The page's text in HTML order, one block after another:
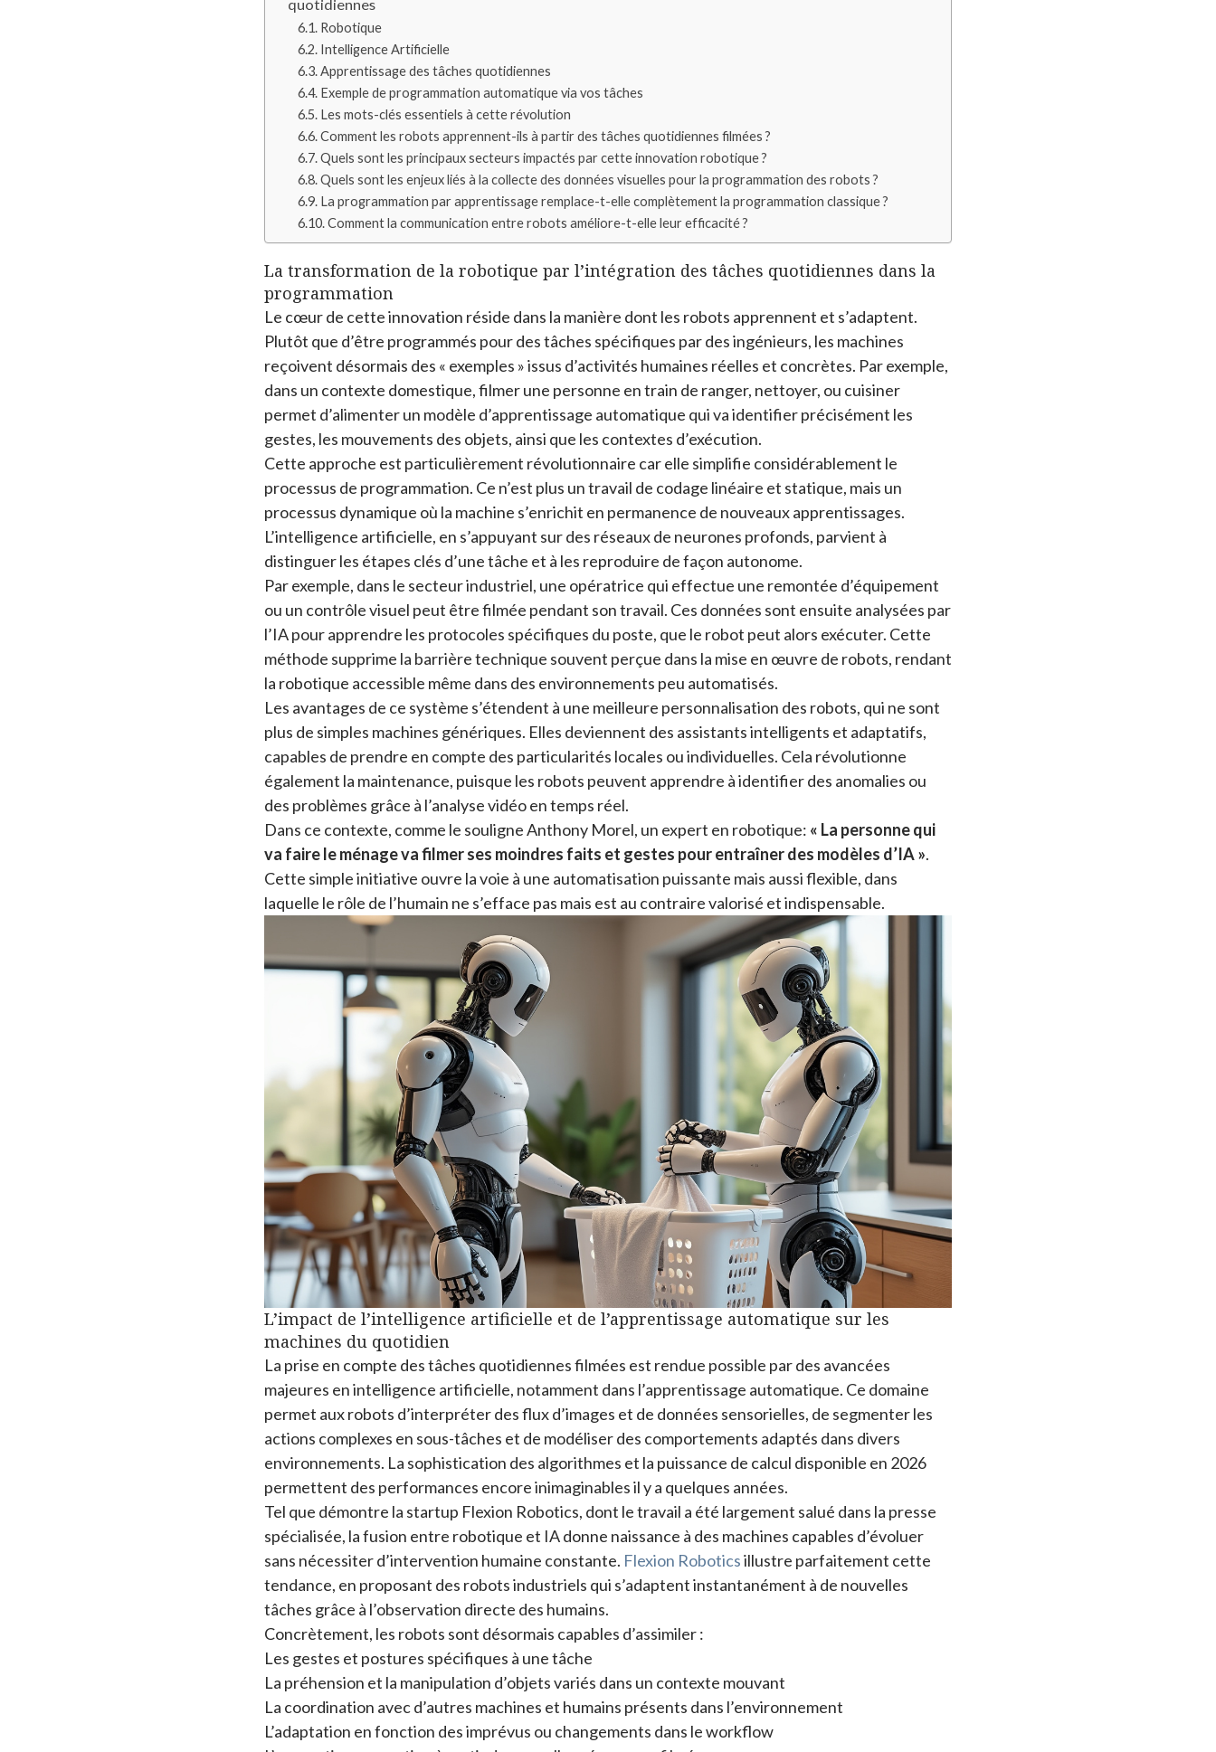
quotidiennes
Robotique
Intelligence Artificielle
Apprentissage des tâches quotidiennes
Exemple de programmation automatique via vos tâches
Les mots-clés essentiels à cette révolution
Comment les robots apprennent-ils à partir des tâches quotidiennes filmées ?
Quels sont les principaux secteurs impactés par cette innovation robotique ?
Quels sont les enjeux liés à la collecte des données visuelles pour la programmation des robots ?
La programmation par apprentissage remplace-t-elle complètement la programmation classique ?
Comment la communication entre robots améliore-t-elle leur efficacité ?
La transformation de la robotique par l’intégration des tâches quotidiennes dans la
programmation
Le cœur de cette innovation réside dans la manière dont les robots apprennent et s’adaptent.
Plutôt que d’être programmés pour des tâches spécifiques par des ingénieurs, les machines
reçoivent désormais des « exemples » issus d’activités humaines réelles et concrètes. Par exemple,
dans un contexte domestique, filmer une personne en train de ranger, nettoyer, ou cuisiner
permet d’alimenter un modèle d’apprentissage automatique qui va identifier précisément les
gestes, les mouvements des objets, ainsi que les contextes d’exécution.
Cette approche est particulièrement révolutionnaire car elle simplifie considérablement le
processus de programmation. Ce n’est plus un travail de codage linéaire et statique, mais un
processus dynamique où la machine s’enrichit en permanence de nouveaux apprentissages.
L’intelligence artificielle, en s’appuyant sur des réseaux de neurones profonds, parvient à
distinguer les étapes clés d’une tâche et à les reproduire de façon autonome.
Par exemple, dans le secteur industriel, une opératrice qui effectue une remontée d’équipement
ou un contrôle visuel peut être filmée pendant son travail. Ces données sont ensuite analysées par
l’IA pour apprendre les protocoles spécifiques du poste, que le robot peut alors exécuter. Cette
méthode supprime la barrière technique souvent perçue dans la mise en œuvre de robots, rendant
la robotique accessible même dans des environnements peu automatisés.
Les avantages de ce système s’étendent à une meilleure personnalisation des robots, qui ne sont
plus de simples machines génériques. Elles deviennent des assistants intelligents et adaptatifs,
capables de prendre en compte des particularités locales ou individuelles. Cela révolutionne
également la maintenance, puisque les robots peuvent apprendre à identifier des anomalies ou
des problèmes grâce à l’analyse vidéo en temps réel.
Dans ce contexte, comme le souligne Anthony Morel, un expert en robotique: « La personne qui
va faire le ménage va filmer ses moindres faits et gestes pour entraîner des modèles d’IA ».
Cette simple initiative ouvre la voie à une automatisation puissante mais aussi flexible, dans
laquelle le rôle de l’humain ne s’efface pas mais est au contraire valorisé et indispensable.
L’impact de l’intelligence artificielle et de l’apprentissage automatique sur les
machines du quotidien
La prise en compte des tâches quotidiennes filmées est rendue possible par des avancées
majeures en intelligence artificielle, notamment dans l’apprentissage automatique. Ce domaine
permet aux robots d’interpréter des flux d’images et de données sensorielles, de segmenter les
actions complexes en sous-tâches et de modéliser des comportements adaptés dans divers
environnements. La sophistication des algorithmes et la puissance de calcul disponible en 2026
permettent des performances encore inimaginables il y a quelques années.
Tel que démontre la startup Flexion Robotics, dont le travail a été largement salué dans la presse
spécialisée, la fusion entre robotique et IA donne naissance à des machines capables d’évoluer
sans nécessiter d’intervention humaine constante. Flexion Roboticsillustre parfaitement cette
tendance, en proposant des robots industriels qui s’adaptent instantanément à de nouvelles
tâches grâce à l’observation directe des humains.
Concrètement, les robots sont désormais capables d’assimiler :
Les gestes et postures spécifiques à une tâche
La préhension et la manipulation d’objets variés dans un contexte mouvant
La coordination avec d’autres machines et humains présents dans l’environnement
L’adaptation en fonction des imprévus ou changements dans le workflow